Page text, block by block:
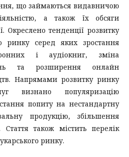
що займаються видавничою
а також їх обсяги
Окреслено тенденції розвитку
ринку серед яких зростання
і аудіокниг, зміна
та розширення онлайн
Напрямами розвитку ринку
визнано популяризацію
попиту на нестандартну
продукцію, збільшення
Стаття також містить перелік
ринку.